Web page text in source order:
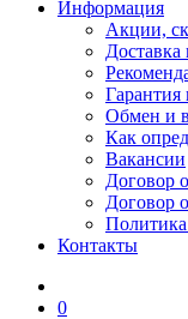
Информация
Акции,
Доставка
Гарантия
Обмен и
Как
Вакансии
Договор
Договор
Контакты
0